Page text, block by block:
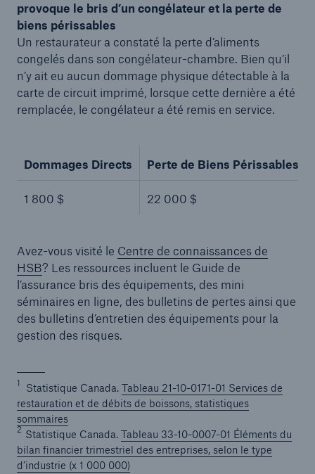
provoque le bris d’un congélateur et la perte de
biens périssables
Un restaurateur a constaté la perte d’aliments
congelés dans son congélateur-chambre. Bien qu’il
n’y ait eu aucun dommage physique détectable à la
carte de circuit imprimé, lorsque cette dernière a été
remplacée, le congélateur a été remis en service.
Dommages Directs Perte de Biens Périssables
1 800 $ 22 000 $
Avez-vous visité le Centre de connaissances de
HSB? Les ressources incluent le Guide de
l’assurance bris des équipements, des mini
séminaires en ligne, des bulletins de pertes ainsi que
des bulletins d’entretien des équipements pour la
gestion des risques.
1 Statistique Canada. Tableau 21-10-0171-01 Services de
restauration et de débits de boissons, statistiques
sommaires
2 Statistique Canada. Tableau 33-10-0007-01 Éléments du
bilan financier trimestriel des entreprises, selon le type
d’industrie (x 1 000 000)